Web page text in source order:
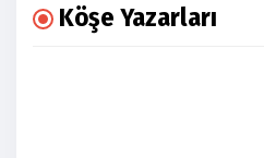
Köşe Yazarları